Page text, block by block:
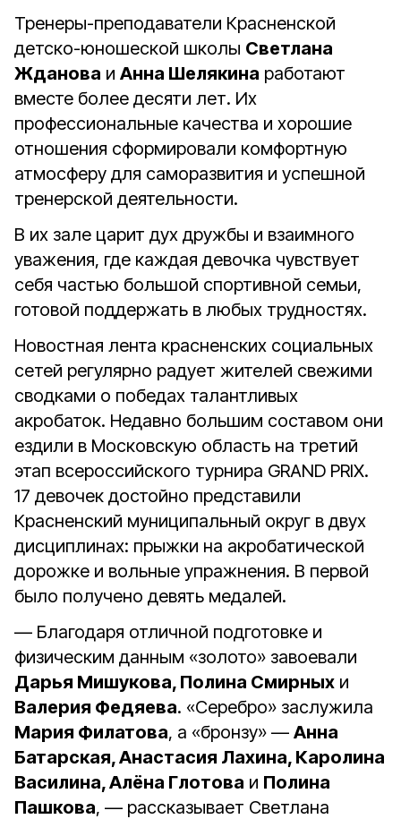
Тренеры-преподаватели Красненской
детско-юношеской школы Светлана
Жданова и Анна Шелякина работают
вместе более десяти лет. Их
профессиональные качества и хорошие
отношения сформировали комфортную
атмосферу для саморазвития и успешной
тренерской деятельности.
В их зале царит дух дружбы и взаимного
уважения, где каждая девочка чувствует
себя частью большой спортивной семьи,
готовой поддержать в любых трудностях.
Новостная лента красненских социальных
сетей регулярно радует жителей свежими
сводками о победах талантливых
акробаток. Недавно большим составом они
ездили в Московскую область на третий
этап всероссийского турнира GRAND PRIX.
17 девочек достойно представили
Красненский муниципальный округ в двух
дисциплинах: прыжки на акробатической
дорожке и вольные упражнения. В первой
было получено девять медалей.
— Благодаря отличной подготовке и
физическим данным «золото» завоевали
Дарья Мишукова, Полина Смирных и
Валерия Федяева. «Серебро» заслужила
Мария Филатова, а «бронзу» — Анна
Батарская, Анастасия Лахина, Каролина
Василина, Алёна Глотова и Полина
Пашкова, — рассказывает Светлана